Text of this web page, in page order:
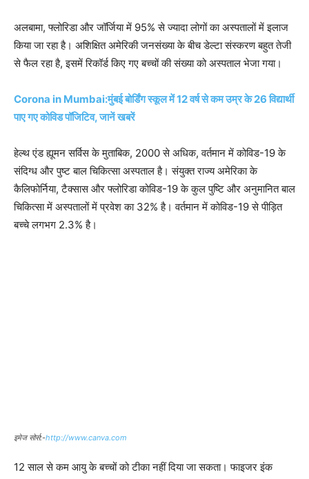
अलबामा, फ्लोरिडा और जॉर्जिया में 95% से ज्यादा लोगों का अस्पतालों में इलाज
किया जा रहा है। अशिक्षित अमेरिकी जनसंख्या के बीच डेल्टा संस्करण बहुत तेजी
से फैल रहा है, इसमें रिकॉर्ड किए गए बच्चों की संख्या को अस्पताल भेजा गया।
Corona in Mumbai:मुंबई बोर्डिंग स्कूल में 12 वर्ष से कम उम्र के 26 विद्यार्थी
पाए गए कोविड पॉजिटिव, जानें खबरें
हेल्थ एंड ह्यूमन सर्विस के मुताबिक, 2000 से अधिक, वर्तमान में कोविड-19 के
संदिग्ध और पुष्ट बाल चिकित्सा अस्पताल है। संयुक्त राज्य अमेरिका के
कैलिफोर्निया, टैक्सास और फ्लोरिडा कोविड-19 के कुल पुष्टि और अनुमानित बाल
चिकित्सा में अस्पतालों में प्रवेश का 32% है। वर्तमान में कोविड-19 से पीड़ित
बच्चे लगभग 2.3% है।
इमेज सोर्स:-http://www.canva.com
12 साल से कम आयु के बच्चों को टीका नहीं दिया जा सकता। फाइजर इंक